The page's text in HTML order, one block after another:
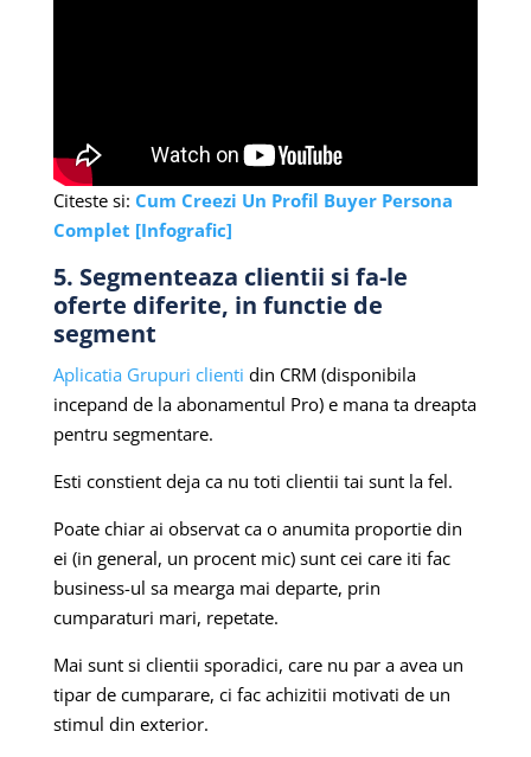
Citeste si: Cum Creezi Un Profil Buyer Persona
Complet [Infografic]
5. Segmenteaza clientii si fa-le
oferte diferite, in functie de
segment
Aplicatia Grupuri clienti din CRM (disponibila
incepand de la abonamentul Pro) e mana ta dreapta
pentru segmentare.
Esti constient deja ca nu toti clientii tai sunt la fel.
Poate chiar ai observat ca o anumita proportie din
ei (in general, un procent mic) sunt cei care iti fac
business-ul sa mearga mai departe, prin
cumparaturi mari, repetate.
Mai sunt si clientii sporadici, care nu par a avea un
tipar de cumparare, ci fac achizitii motivati de un
stimul din exterior.